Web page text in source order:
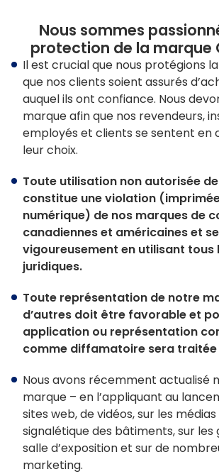
Architecte professionnel 25% de
Architectes Contact
Architectes
Déclaration LEED
Options de vitrage et de cadre
Options de vitrage
ENERGY STAR®
Triple vitrage sur tous les produits
FAKRO d’options de vitrage
Acrylique ou verre
Montage à cadre intégré ou
Couleurs du cadre
Outils et ressources
Dimensions Standard
Commande De Dimensions
Nous sommes
protection de la marque
Il est crucial que nous protégions
que nos clients soient assurés
auquel ils ont confiance. Nous
marque afin que nos revendeurs,
employés et clients se sentent en
leur choix.
Toute utilisation non autorisée
constitue une violation
numérique) de nos marques de
canadiennes et américaines et
vigoureusement en utilisant tous
juridiques.
Toute représentation de notre
d’autres doit être favorable et
application ou représentation
comme diffamatoire sera traitée
Nous avons récemment actualisé
marque – en l’appliquant au
sites web, de vidéos, sur les
signalétique des bâtiments, sur les
salle d’exposition et sur de
marketing.